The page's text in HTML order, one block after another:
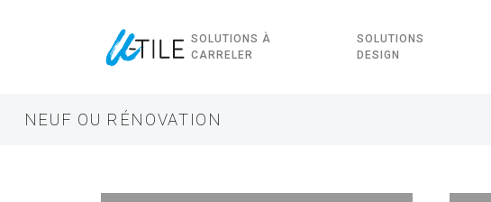
SOLUTIONS À
CARRELER
SOLUTIONS
DESIGN
NEUF OU RÉNOVATION